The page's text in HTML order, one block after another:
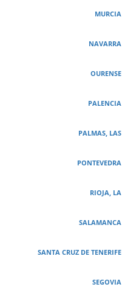
MURCIA
NAVARRA
OURENSE
PALENCIA
PALMAS, LAS
PONTEVEDRA
RIOJA, LA
SALAMANCA
SANTA CRUZ DE TENERIFE
SEGOVIA